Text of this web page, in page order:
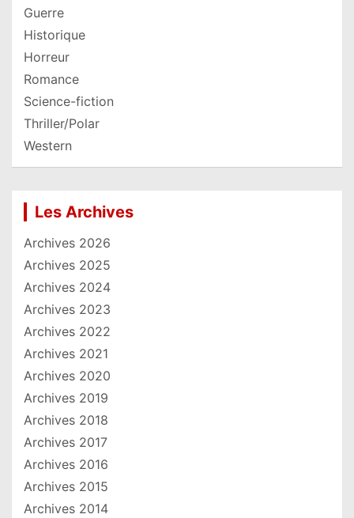
Guerre
Historique
Horreur
Romance
Science-fiction
Thriller/Polar
Western
Les Archives
Archives 2026
Archives 2025
Archives 2024
Archives 2023
Archives 2022
Archives 2021
Archives 2020
Archives 2019
Archives 2018
Archives 2017
Archives 2016
Archives 2015
Archives 2014